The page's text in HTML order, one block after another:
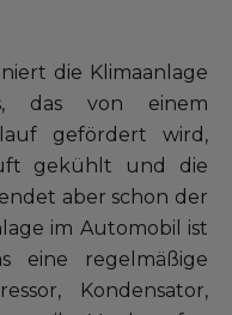
die Klimaanlage
das von einem
gefördert wird,
gekühlt und die
aber schon der
im Automobil ist
eine regelmäßige
Kondensator,